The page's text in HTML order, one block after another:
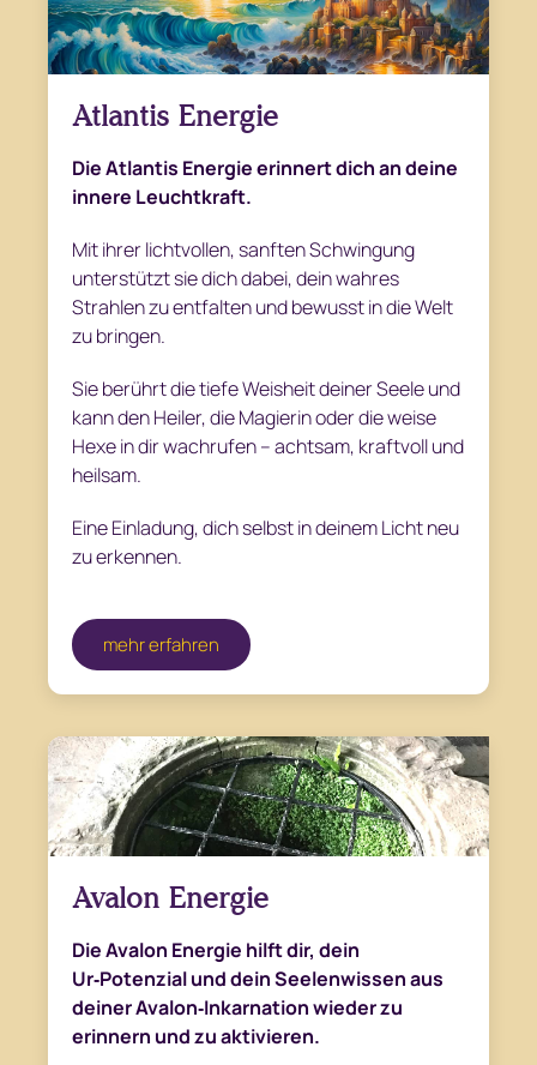
Atlantis Energie
Die Atlantis Energie erinnert dich an deine
innere Leuchtkraft.
Mit ihrer lichtvollen, sanften Schwingung
unterstützt sie dich dabei, dein wahres
Strahlen zu entfalten und bewusst in die Welt
zu bringen.
Sie berührt die tiefe Weisheit deiner Seele und
kann den Heiler, die Magierin oder die weise
Hexe in dir wachrufen – achtsam, kraftvoll und
heilsam.
Eine Einladung, dich selbst in deinem Licht neu
zu erkennen.
mehr erfahren
Avalon Energie
Die Avalon Energie hilft dir, dein
Ur‑Potenzial und dein Seelenwissen aus
deiner Avalon‑Inkarnation wieder zu
erinnern und zu aktivieren.